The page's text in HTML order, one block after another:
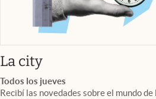
La cityabre en nueva
Todos los jueves
Recibí las novedades sobre el mundo